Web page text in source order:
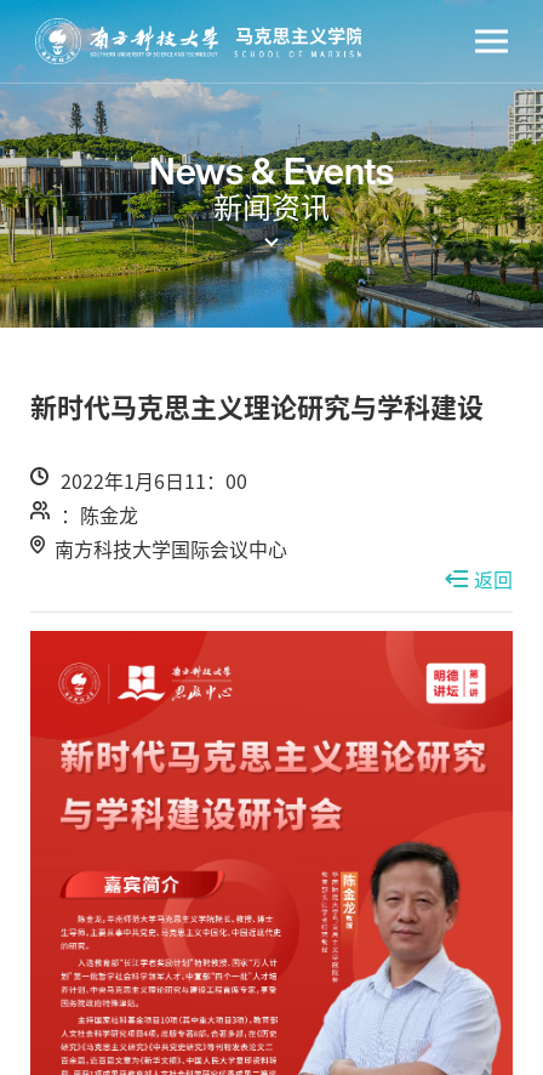
News & Events
新闻资讯
新时代马克思主义理论研究与学科建设
2022年1月6日11：00
：陈金龙
南方科技大学国际会议中心
返回